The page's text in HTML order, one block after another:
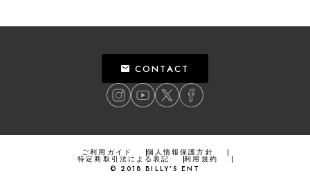
CONTACT
ご利用ガイド 個人情報保護方針
特定商取引法による表記
利用規約
© 2018 BILLY’S ENT